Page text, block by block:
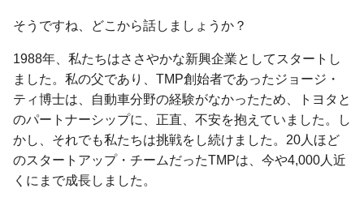
そうですね、どこから話しましょうか？
1988年、私たちはささやかな新興企業としてスタートし
ました。私の父であり、TMP創始者であったジョージ・
ティ博士は、自動車分野の経験がなかったため、トヨタと
のパートナーシップに、正直、不安を抱えていました。し
かし、それでも私たちは挑戦をし続けました。20人ほど
のスタートアップ・チームだったTMPは、今や4,000人近
くにまで成長しました。